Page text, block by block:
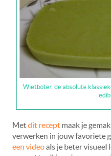
Wietboter, de absolute
Metdit recept maak je
verwerken in jouw favoriete
een videoals je beter visueel